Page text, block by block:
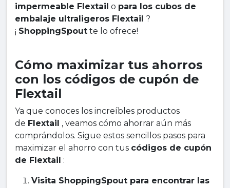
impermeable Flextail o para los cubos de
embalaje ultraligeros Flextail ?
¡ ShoppingSpout te lo ofrece!
Cómo maximizar tus ahorros
con los códigos de cupón de
Flextail
Ya que conoces los increíbles productos
de Flextail , veamos cómo ahorrar aún más
comprándolos. Sigue estos sencillos pasos para
maximizar el ahorro con tus códigos de cupón
de Flextail :
Visita ShoppingSpout para encontrar las